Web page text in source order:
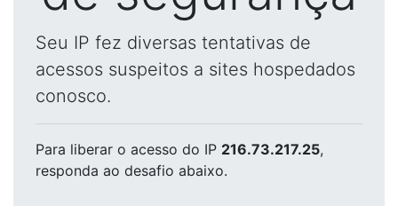
Seu IP fez diversas tentativas de
acessos suspeitos a sites hospedados
conosco.
Para liberar o acesso do IP 216.73.217.25,
responda ao desafio abaixo.